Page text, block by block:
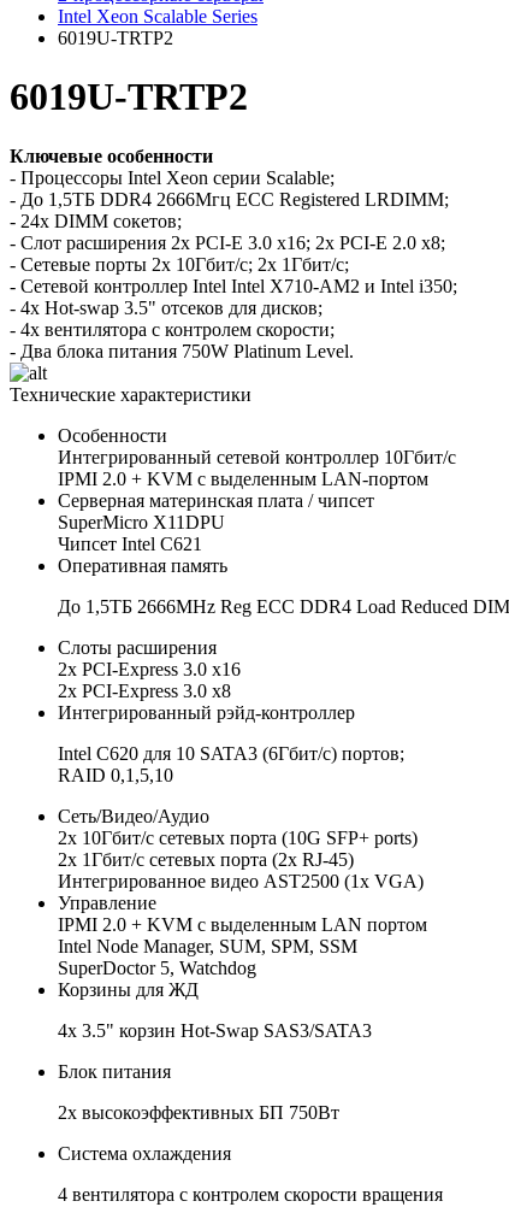
Intel Xeon Scalable Series
6019U-TRTP2
6019U-TRTP2
Ключевые особенности
- Процессоры Intel Xeon серии Scalable;
- До 1,5TБ DDR4 2666Мгц ECC Registered LRDIMM;
- 24x DIMM сокетов;
- Слот расширения 2x PCI-E 3.0 x16; 2x PCI-E 2.0 x8;
- Сетевые порты 2x 10Гбит/с; 2x 1Гбит/с;
- Сетевой контроллер Intel Intel X710-AM2 и Intel i350;
- 4x Hot-swap 3.5" отсеков для дисков;
- 4x вентилятора с контролем скорости;
- Два блока питания 750W Platinum Level.
Технические характеристики
Особенности
Интегрированный сетевой контроллер 10Гбит/с
IPMI 2.0 + KVM с выделенным LAN-портом
Серверная материнская плата / чипсет
SuperMicro X11DPU
Чипсет Intel C621
Оперативная память
До 1,5ТБ 2666MHz Reg ECC DDR4 Load Reduced
Слоты расширения
2х PCI-Express 3.0 x16
2х PCI-Express 3.0 x8
Интегрированный рэйд-контроллер
Intel C620 для 10 SATA3 (6Гбит/с) портов;
RAID 0,1,5,10
Сеть/Видео/Аудио
2x 10Гбит/с сетевых порта (10G SFP+ ports)
2x 1Гбит/с сетевых порта (2x RJ-45)
Интегрированное видео AST2500 (1x VGA)
Управление
IPMI 2.0 + KVM с выделенным LAN портом
Intel Node Manager, SUM, SPM, SSM
SuperDoctor 5, Watchdog
Корзины для ЖД
4x 3.5" корзин Hot-Swap SAS3/SATA3
Блок питания
2x высокоэффективных БП 750Вт
Система охлаждения
4 вентилятора с контролем скорости вращения